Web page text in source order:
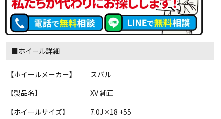
■ホイール詳細
【ホイールメーカー】
スバル
【製品名】
XV 純正
【ホイールサイズ】
7.0J×18 +55